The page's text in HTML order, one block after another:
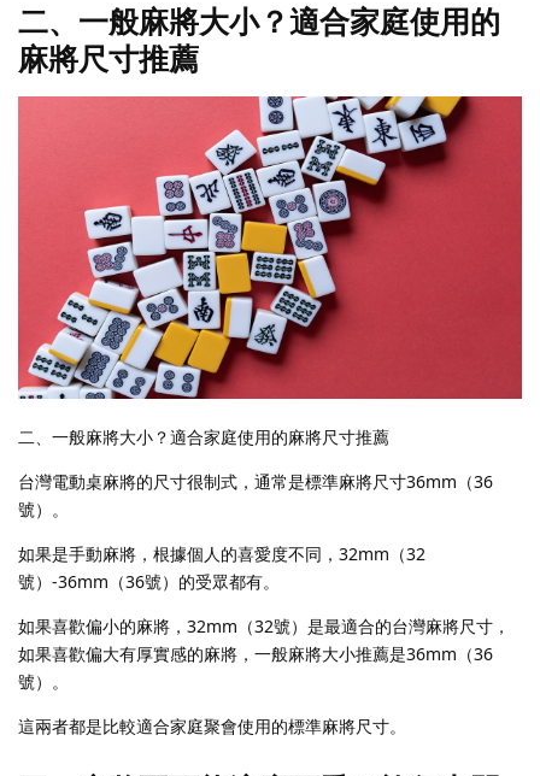
二、一般麻將大小？適合家庭使用的
麻將尺寸推薦
二、一般麻將大小？適合家庭使用的麻將尺寸推薦
台灣電動桌麻將的尺寸很制式，通常是標準麻將尺寸36mm（36
號）。
如果是手動麻將，根據個人的喜愛度不同，32mm（32
號）-36mm（36號）的受眾都有。
如果喜歡偏小的麻將，32mm（32號）是最適合的台灣麻將尺寸，
如果喜歡偏大有厚實感的麻將，一般麻將大小推薦是36mm（36
號）。
這兩者都是比較適合家庭聚會使用的標準麻將尺寸。